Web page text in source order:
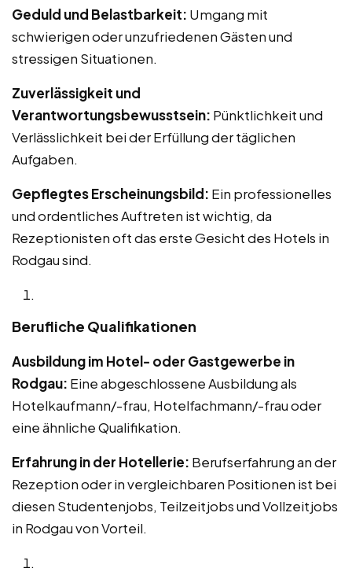
Geduld und Belastbarkeit: Umgang mit
schwierigen oder unzufriedenen Gästen und
stressigen Situationen.
Zuverlässigkeit und
Verantwortungsbewusstsein: Pünktlichkeit und
Verlässlichkeit bei der Erfüllung der täglichen
Aufgaben.
Gepflegtes Erscheinungsbild: Ein professionelles
und ordentliches Auftreten ist wichtig, da
Rezeptionisten oft das erste Gesicht des Hotels in
Rodgau sind.
Berufliche Qualifikationen
Ausbildung im Hotel- oder Gastgewerbe in
Rodgau: Eine abgeschlossene Ausbildung als
Hotelkaufmann/-frau, Hotelfachmann/-frau oder
eine ähnliche Qualifikation.
Erfahrung in der Hotellerie: Berufserfahrung an der
Rezeption oder in vergleichbaren Positionen ist bei
diesen Studentenjobs, Teilzeitjobs und Vollzeitjobs
in Rodgau von Vorteil.